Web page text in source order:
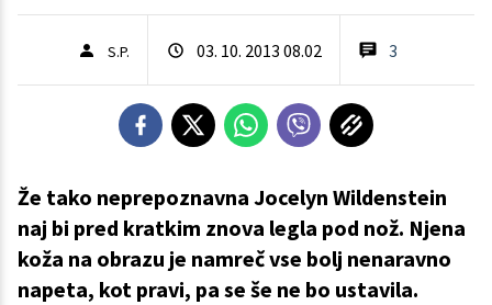
S.P. 03. 10. 2013 08.02 3
Že tako neprepoznavna Jocelyn Wildenstein
naj bi pred kratkim znova legla pod nož. Njena
koža na obrazu je namreč vse bolj nenaravno
napeta, kot pravi, pa se še ne bo ustavila.